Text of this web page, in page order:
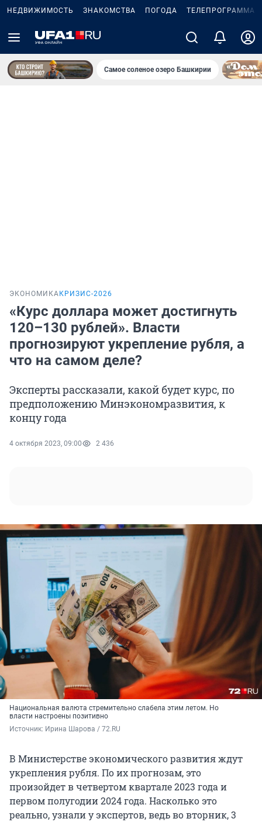
НЕДВИЖИМОСТЬ ЗНАКОМСТВА ПОГОДА ТЕЛЕПРОГРАММА
Самое соленое озеро Башкирии
ЭКОНОМИКА КРИЗИС-2026
«Курс доллара может достигнуть
120–130 рублей». Власти
прогнозируют укрепление рубля, а
что на самом деле?
Эксперты рассказали, какой будет курс, по
предположению Минэкономразвития, к
концу года
4 октября 2023, 09:00 2 436
Национальная валюта стремительно слабела этим летом. Но
власти настроены позитивно
Источник: Ирина Шарова / 72.RU
В Министерстве экономического развития ждут
укрепления рубля. По их прогнозам, это
произойдет в четвертом квартале 2023 года и
первом полугодии 2024 года. Насколько это
реально, узнали у экспертов, ведь во вторник, 3